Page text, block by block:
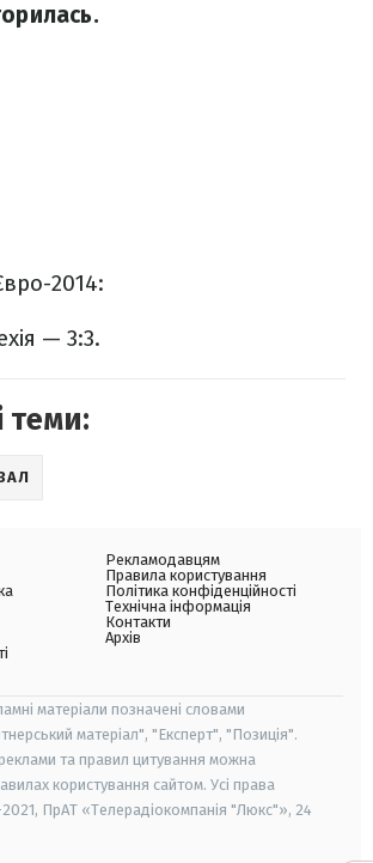
2014:
— 3:3.
теми:
Рекламодавцям
Правила користування
Політика конфіденційності
Технічна інформація
Контакти
Архів
матеріали позначені словами
матеріал", "Експерт", "Позиція".
та правил цитування можна
користування сайтом. Усі права
ПрАТ «Телерадіокомпанія "Люкс"», 24